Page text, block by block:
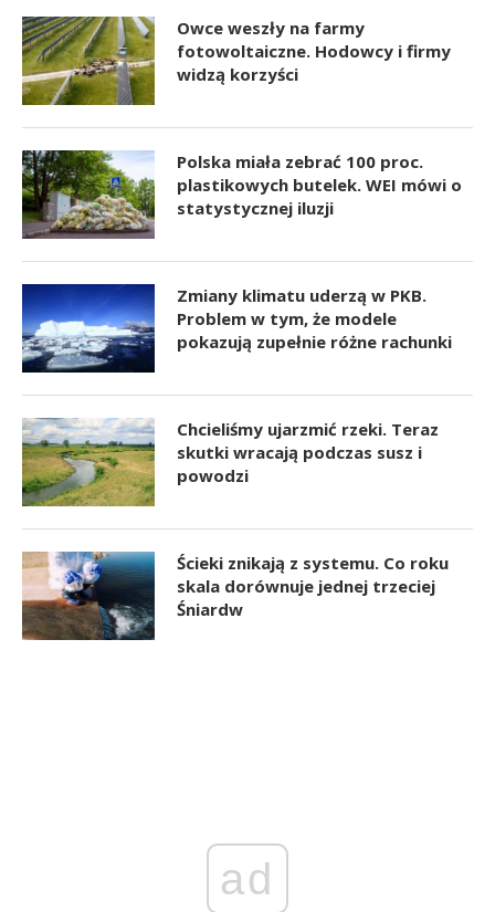
Owce weszły na farmy
fotowoltaiczne. Hodowcy i firmy
widzą korzyści
Polska miała zebrać 100 proc.
plastikowych butelek. WEI mówi o
statystycznej iluzji
Zmiany klimatu uderzą w PKB.
Problem w tym, że modele
pokazują zupełnie różne rachunki
Chcieliśmy ujarzmić rzeki. Teraz
skutki wracają podczas susz i
powodzi
Ścieki znikają z systemu. Co roku
skala dorównuje jednej trzeciej
Śniardw
ad